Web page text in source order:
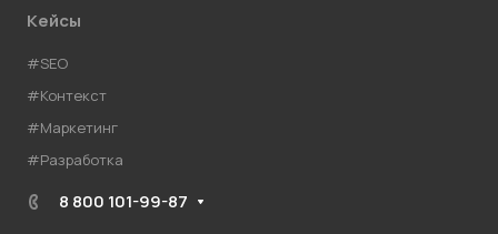
Кейсы
#SEO
#Контекст
#Маркетинг
#Разработка
8 800 101-99-87